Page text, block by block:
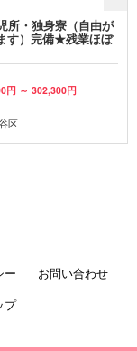
所・独身寮（自由が
す）完備★残業ほぼ
円 ～ 302,300円
区
ー
お問い合わせ
プ